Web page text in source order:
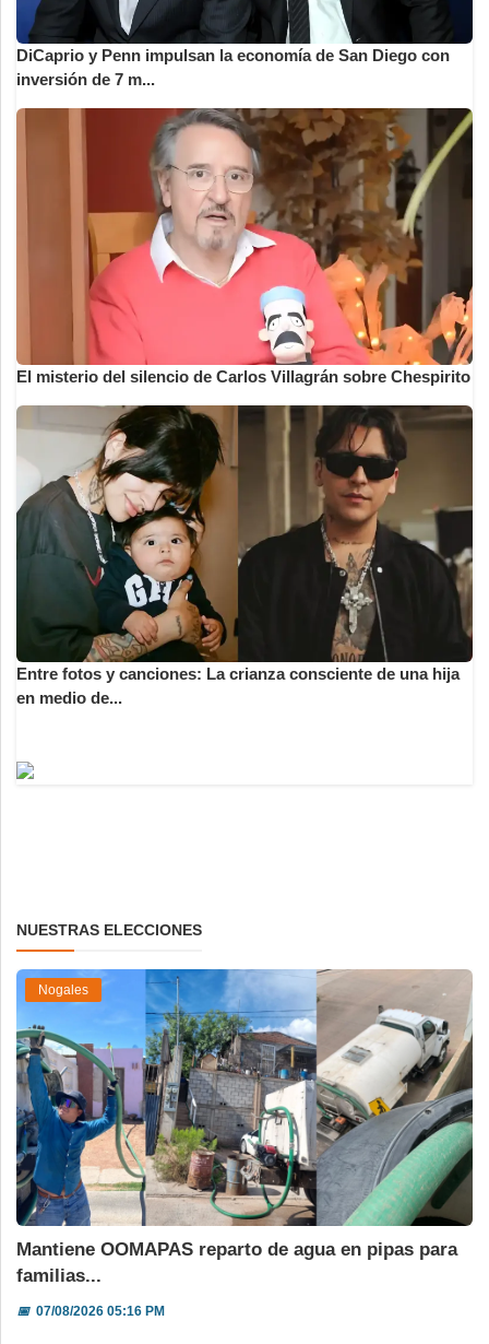
DiCaprio y Penn impulsan la economía de San Diego con
inversión de 7 m...
El misterio del silencio de Carlos Villagrán sobre Chespirito
Entre fotos y canciones: La crianza consciente de una hija
en medio de...
NUESTRAS ELECCIONES
Nogales
Mantiene OOMAPAS reparto de agua en pipas para
familias...
📅07/08/2026 05:16 PM